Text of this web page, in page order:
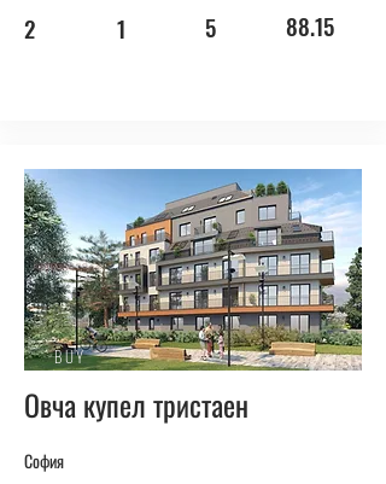
2 1 5 88.15
BUY
Овча купел тристаен
София